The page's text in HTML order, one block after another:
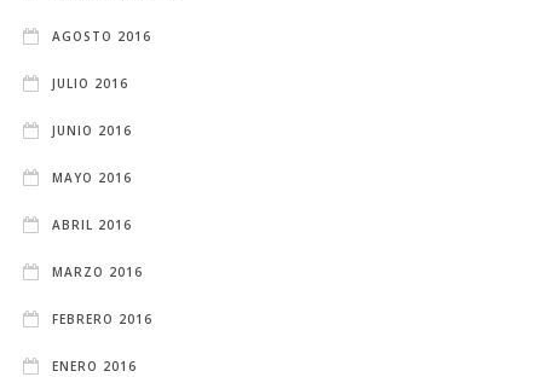
AGOSTO 2016
JULIO 2016
JUNIO 2016
MAYO 2016
ABRIL 2016
MARZO 2016
FEBRERO 2016
ENERO 2016